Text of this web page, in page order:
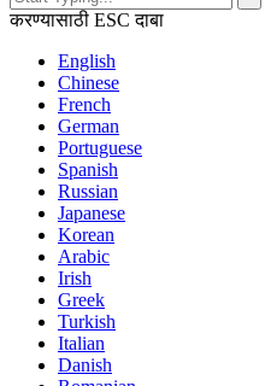
करण्यासाठी ESC दाबा
English
Chinese
French
German
Portuguese
Spanish
Russian
Japanese
Korean
Arabic
Irish
Greek
Turkish
Italian
Danish